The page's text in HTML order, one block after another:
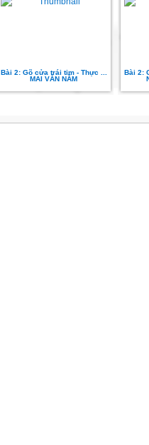
Bài 2: Gõ cửa trái tim - Thực ...
MAI VĂN NĂM
Bài 2: